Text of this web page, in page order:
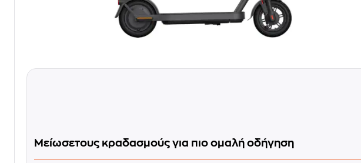
Μείωσετους κραδασμούς για πιο ομαλή οδήγηση